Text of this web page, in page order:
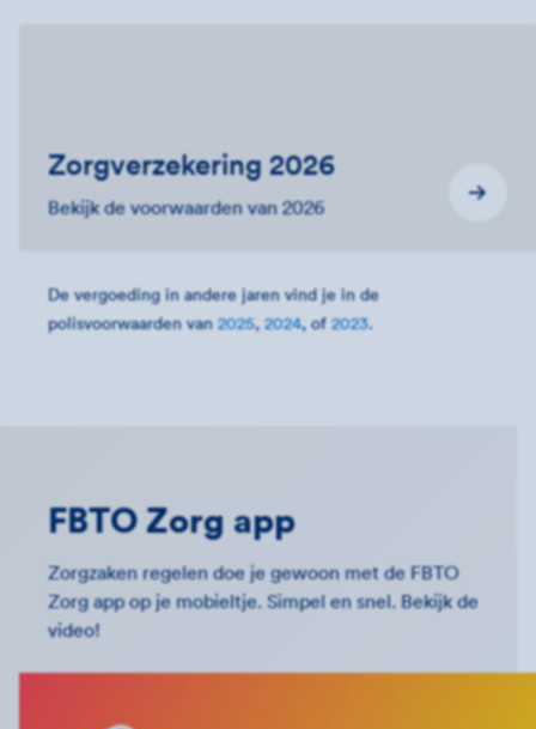
Zorgverzekering 2026
Bekijk de voorwaarden van 2026
De vergoeding in andere jaren vind je in de
polisvoorwaarden van2025,2024, of2023.
FBTO Zorg app
Zorgzaken regelen doe je gewoon met de FBTO
Zorg app op je mobieltje. Simpel en snel. Bekijk de
video!